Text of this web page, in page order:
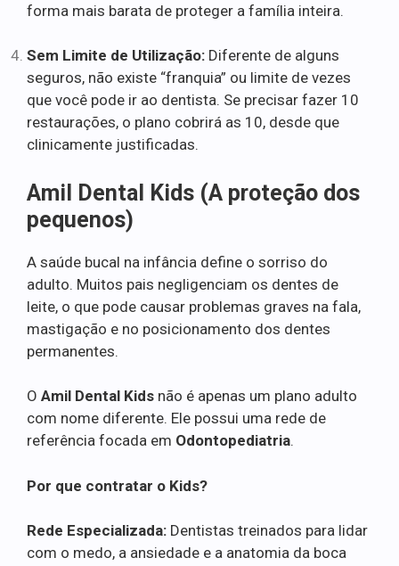
forma mais barata de proteger a família inteira.
Sem Limite de Utilização: Diferente de alguns
seguros, não existe “franquia” ou limite de vezes
que você pode ir ao dentista. Se precisar fazer 10
restaurações, o plano cobrirá as 10, desde que
clinicamente justificadas.
Amil Dental Kids (A proteção dos
pequenos)
A saúde bucal na infância define o sorriso do
adulto. Muitos pais negligenciam os dentes de
leite, o que pode causar problemas graves na fala,
mastigação e no posicionamento dos dentes
permanentes.
O Amil Dental Kids não é apenas um plano adulto
com nome diferente. Ele possui uma rede de
referência focada em Odontopediatria.
Por que contratar o Kids?
Rede Especializada: Dentistas treinados para lidar
com o medo, a ansiedade e a anatomia da boca